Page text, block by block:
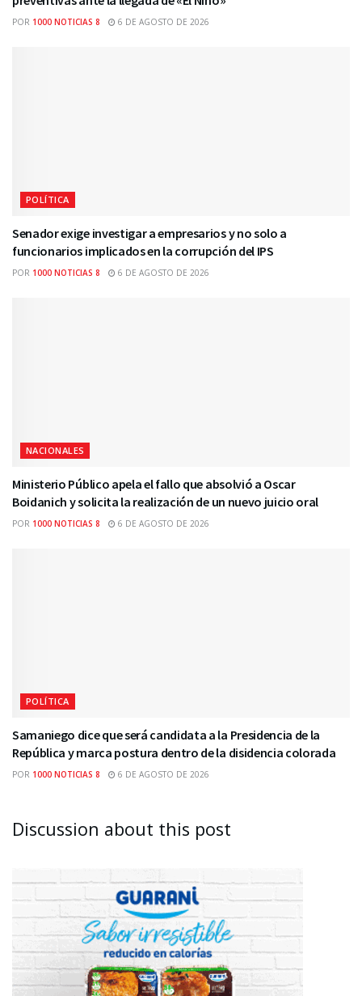
POR 1000 NOTICIAS 8 6 DE AGOSTO DE 2026
POLÍTICA
Senador exige investigar a empresarios y no solo a
funcionarios implicados en la corrupción del IPS
POR 1000 NOTICIAS 8 6 DE AGOSTO DE 2026
NACIONALES
Ministerio Público apela el fallo que absolvió a Oscar
Boidanich y solicita la realización de un nuevo juicio oral
POR 1000 NOTICIAS 8 6 DE AGOSTO DE 2026
POLÍTICA
Samaniego dice que será candidata a la Presidencia de la
República y marca postura dentro de la disidencia colorada
POR 1000 NOTICIAS 8 6 DE AGOSTO DE 2026
Discussion about this post